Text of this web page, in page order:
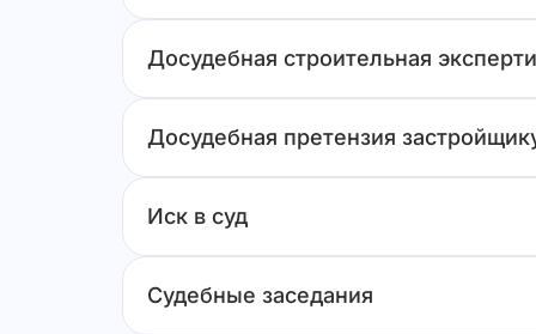
Досудебная строительная
Досудебная претензия
Иск в суд
Судебные заседания